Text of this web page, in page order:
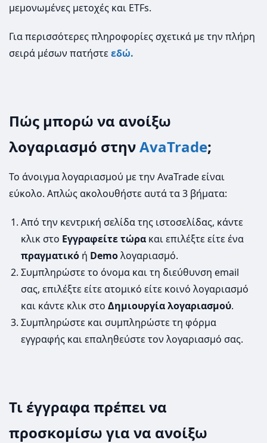
μεμονωμένες μετοχές και ETFs.
Για περισσότερες πληροφορίες σχετικά με την πλήρη
σειρά μέσων πατήστεεδώ.
Πώς μπορώ να ανοίξω
λογαριασμό στηνAvaTrade;
Το άνοιγμα λογαριασμού με την AvaTrade είναι
εύκολο. Απλώς ακολουθήστε αυτά τα 3 βήματα:
Από την κεντρική σελίδα της ιστοσελίδας, κάντε
κλικ στο Εγγραφείτετώρα και επιλέξτε είτε ένα
πραγματικό ή Demoλογαριασμό.
Συμπληρώστε το όνομα και τη διεύθυνση email
σας, επιλέξτε είτε ατομικό είτε κοινό λογαριασμό
και κάντε κλικ στο Δημιουργίαλογαριασμού.
Συμπληρώστε και συμπληρώστε τη φόρμα
εγγραφής και επαληθεύστε τον λογαριασμό σας.
Τι έγγραφα πρέπει να
προσκομίσω για να ανοίξω